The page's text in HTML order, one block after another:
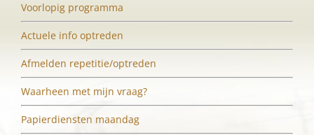
Voorlopig programma
Actuele info optreden
Afmelden repetitie/optreden
Waarheen met mijn vraag?
Papierdiensten maandag